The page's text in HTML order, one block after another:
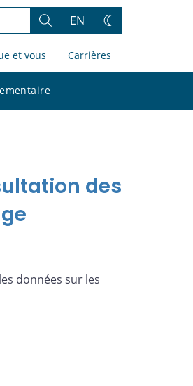
Rechercher
EN
Changez
thème
et vous Carrières
le
des
données sur les